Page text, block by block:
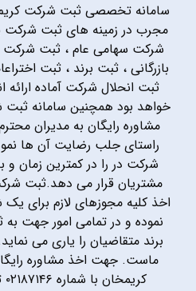
سامانه تخصصی ثبت شرکت
مجرب در زمینه های ثبت شرکت
شرکت سهامی عام ، ثبت
بازرگانی ، ثبت برند ، ثبت
ثبت انحلال شرکت آماده
خواهد بود همچنین سامانه
مشاوره رایگان به مدیران
راستای جلب رضایت آن ها
شرکت در را در کمترین زمان و
مشتریان قرار می دهد.ثبت
اخذ کلیه مجوزهای لازم برای
نموده و در تمامی امور جهت
برند متقاضیان را یاری می
ماست. جهت اخذ مشاوره
کریمخان با شماره ۰۲۱۸۷۱۴۶ تماس حاصل فرمایید.